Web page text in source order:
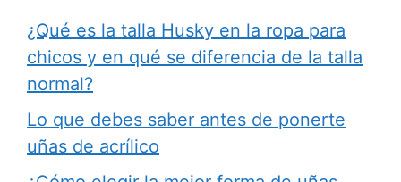
¿Qué es la talla Husky en la ropa para
chicos y en qué se diferencia de la talla
normal?
Lo que debes saber antes de ponerte
uñas de acrílico